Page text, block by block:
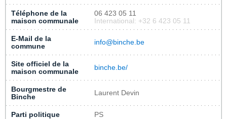
Téléphone de la
maison communale
06 423 05 11
International: +32 6 423 05 11
E-Mail de la
commune
info@binche.be
Site officiel de la
maison communale
binche.be/
Bourgmestre de
Binche
Laurent Devin
Parti politique PS